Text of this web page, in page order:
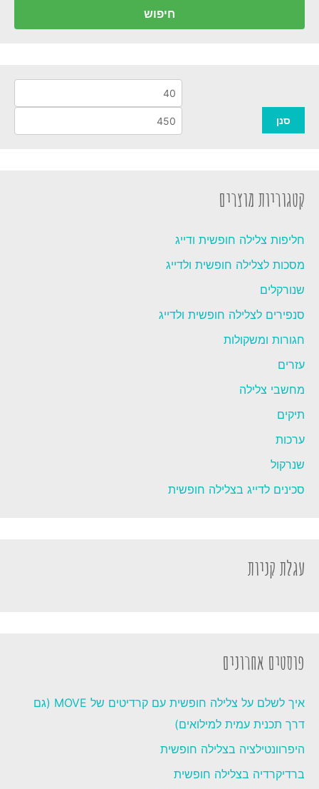
חיפוש
מחיר
סנן
קטגוריות מוצרים
חליפות צלילה חופשית ודייג
מסכות לצלילה חופשית ולדייג
שנורקלים
סנפירים לצלילה חופשית ולדייג
חגורות ומשקולות
עזרים
מחשבי צלילה
תיקים
ערכות
שנרקול
סכינים לדייג בצלילה חופשית
עגלת קניות
פוסטים אחרונים
איך לשלם על צלילה חופשית עם קרדיטים של MOVE (גם
דרך תכנית עמית למילואים)
היפרוונטילציה בצלילה חופשית
ברדיקרדיה בצלילה חופשית